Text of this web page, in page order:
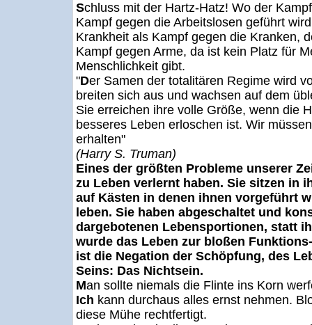
Schluss mit der Hartz-Hatz! Wo der
Kampf gegen die Arbeitslosen geführt
Krankheit als Kampf gegen die Kranken,
Kampf gegen Arme, da ist kein Platz für
Menschlichkeit gibt.
"Der Samen der totalitären Regime wird
breiten sich aus und wachsen auf dem
Sie erreichen ihre volle Größe, wenn die
besseres Leben erloschen ist. Wir
erhalten"
(Harry S. Truman)
Eines der größten Probleme unserer
zu Leben verlernt haben. Sie sitzen in
auf Kästen in denen ihnen vorgeführt
leben. Sie haben abgeschaltet und
dargebotenen Lebensportionen, statt
wurde das Leben zur bloßen
ist die Negation der Schöpfung, des
Seins: Das Nichtsein.
Man sollte niemals die Flinte ins Korn
Ich kann durchaus alles ernst nehmen.
diese Mühe rechtfertigt.